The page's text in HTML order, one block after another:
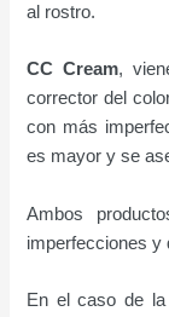
al rostro.
CC Cream,
corrector del
con más
es mayor y se
Ambos
imperfecciones y
En el caso de